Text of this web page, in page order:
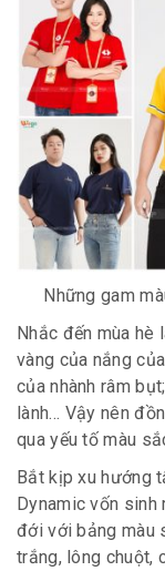
Những gam
Nhắc đến mùa hè
vàng của nắng
của nhành râm
lành… Vậy nên
qua yếu tố màu
Bắt kịp xu hướng
Dynamic vốn sinh
đới với bảng màu
trắng, lông chuột,